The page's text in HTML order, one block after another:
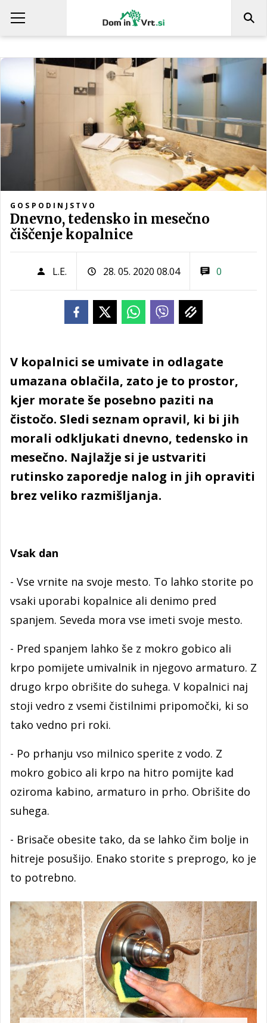
GOSPODINJSTVO
Dnevno, tedensko in mesečno
čiščenje kopalnice
L.E. 28. 05. 2020 08.04 0
V kopalnici se umivate in odlagate
umazana oblačila, zato je to prostor,
kjer morate še posebno paziti na
čistočo. Sledi seznam opravil, ki bi jih
morali odkljukati dnevno, tedensko in
mesečno. Najlažje si je ustvariti
rutinsko zaporedje nalog in jih opraviti
brez veliko razmišljanja.
Vsak dan
- Vse vrnite na svoje mesto. To lahko storite po
vsaki uporabi kopalnice ali denimo pred
spanjem. Seveda mora vse imeti svoje mesto.
- Pred spanjem lahko še z mokro gobico ali
krpo pomijete umivalnik in njegovo armaturo. Z
drugo krpo obrišite do suhega. V kopalnici naj
stoji vedro z vsemi čistilnimi pripomočki, ki so
tako vedno pri roki.
- Po prhanju vso milnico sperite z vodo. Z
mokro gobico ali krpo na hitro pomijte kad
oziroma kabino, armaturo in prho. Obrišite do
suhega.
- Brisače obesite tako, da se lahko čim bolje in
hitreje posušijo. Enako storite s preprogo, ko je
to potrebno.